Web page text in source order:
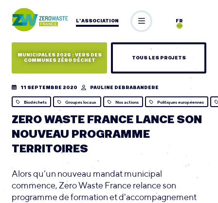
L’ASSOCIATION FR
MUNICIPALES 2026 : VERS DES
COMMUNES ZÉRO DÉCHET
TOUS LES PROJETS
11 SEPTEMBRE 2020 PAULINE DEBRABANDERE
Biodéchets Groupes locaux Nos actions Politiques européennes
ZERO WASTE FRANCE LANCE SON
NOUVEAU PROGRAMME
TERRITOIRES
Alors qu’un nouveau mandat municipal
commence, Zero Waste France relance son
programme de formation et d'accompagnement